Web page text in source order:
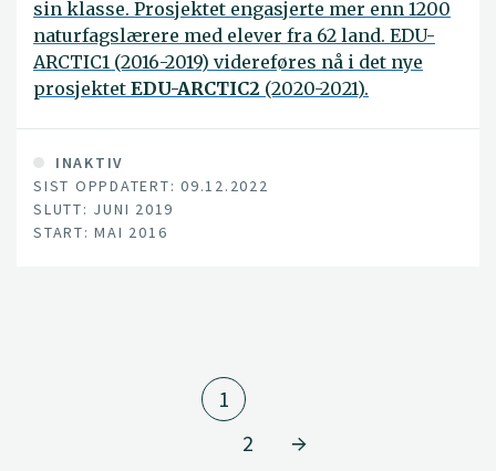
sin klasse. Prosjektet engasjerte mer enn 1200
naturfagslærere med elever fra 62 land. EDU-
ARCTIC1 (2016-2019) videreføres nå i det nye
prosjektet EDU-ARCTIC2 (2020-2021).
INAKTIV
SIST OPPDATERT: 09.12.2022
SLUTT: JUNI 2019
START: MAI 2016
1
2